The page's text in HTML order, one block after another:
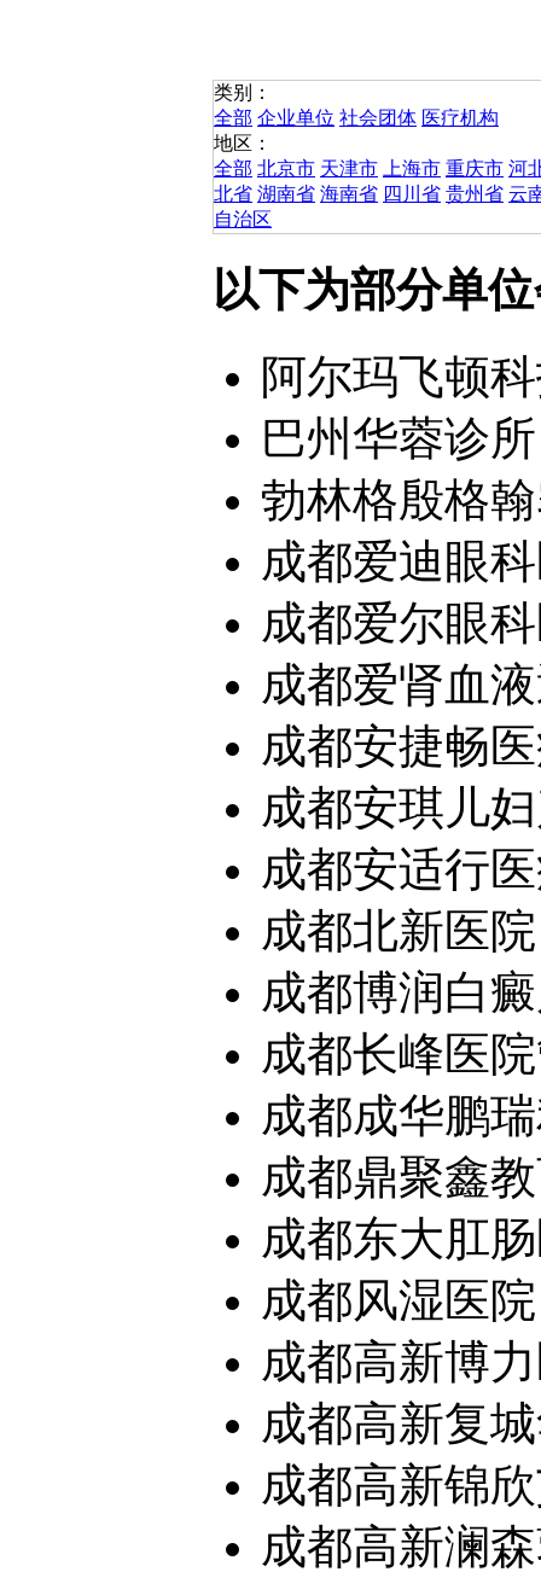
类别：
全部 企业单位 社会团体 医疗机构
地区：
全部 北京市 天津市 上海市 重庆市 河
北省 湖南省 海南省 四川省 贵州省 云
自治区
以下为部分单
阿尔玛飞顿
巴州华蓉诊所
勃林格殷格
成都爱迪眼
成都爱尔眼
成都爱肾血
成都安捷畅
成都安琪儿
成都安适行
成都北新医院
成都博润白
成都长峰医
成都成华鹏
成都鼎聚鑫
成都东大肛
成都风湿医院
成都高新博
成都高新复
成都高新锦
成都高新澜